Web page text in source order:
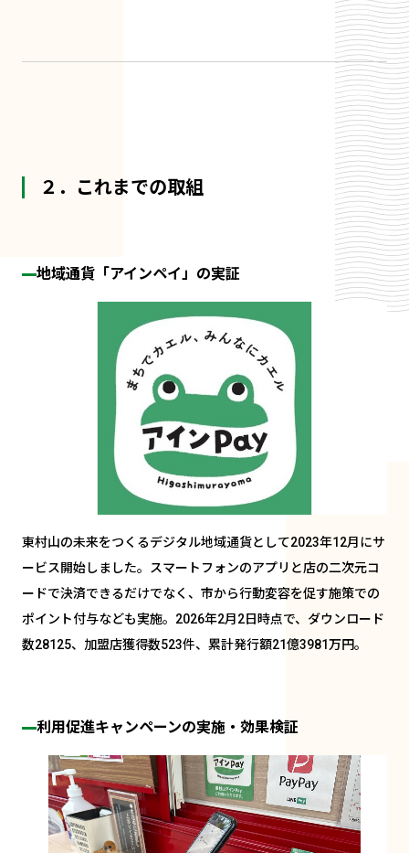
２．これまでの取組
地域通貨「アインペイ」の実証
東村山の未来をつくるデジタル地域通貨として2023年12月にサ
ービス開始しました。スマートフォンのアプリと店の二次元コ
ードで決済できるだけでなく、市から行動変容を促す施策での
ポイント付与なども実施。2026年2月2日時点で、ダウンロード
数28125、加盟店獲得数523件、累計発行額21億3981万円。
利用促進キャンペーンの実施・効果検証